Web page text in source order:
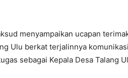
menyampaikan ucapan
Ulu berkat terjalinnya
sebagai Kepala Desa Talang